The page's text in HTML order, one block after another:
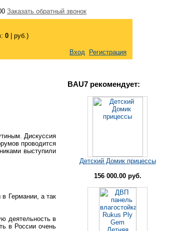
Заказать обратный звонок
0 руб.)
Вход Регистрация
Дискуссия
проводится
выступили
Германии, а так
деятельность в
в России очень
BAU7 рекомендует:
Детский Домик прицессы
156 000.00 руб.